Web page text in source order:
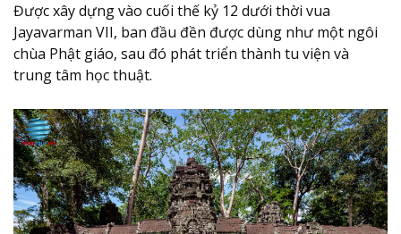
Được xây dựng vào cuối thế kỷ 12 dưới thời vua
Jayavarman VII, ban đầu đền được dùng như một ngôi
chùa Phật giáo, sau đó phát triển thành tu viện và
trung tâm học thuật.